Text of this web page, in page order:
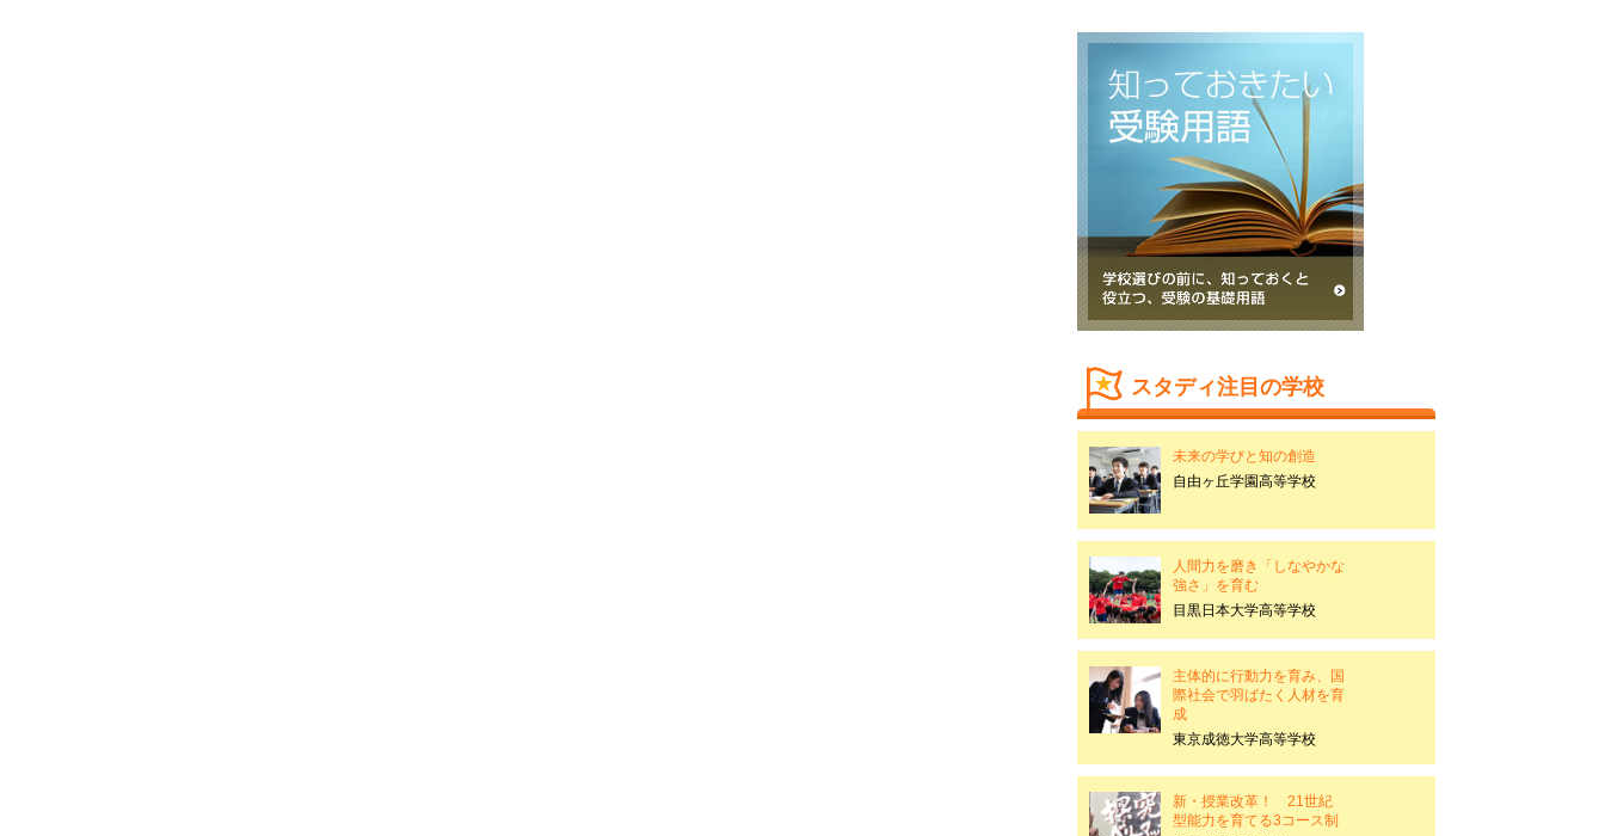
スタディ注目の学校
未来の学びと知の創造
自由ヶ丘学園高等学校
人間力を磨き「しなやかな
強さ」を育む
目黒日本大学高等学校
主体的に行動力を育み、国
際社会で羽ばたく人材を育
成
東京成徳大学高等学校
新・授業改革！ 21世紀
型能力を育てる3コース制